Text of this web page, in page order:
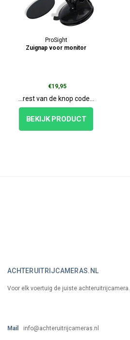
ProSight
Zuignap voor monitor
€19,95
...rest van de knop code...
BEKIJK PRODUCT
ACHTERUITRIJCAMERAS.NL
Voor elk voertuig de juiste achteruitrijcamera.
Mail info@achteruitrijcameras.nl